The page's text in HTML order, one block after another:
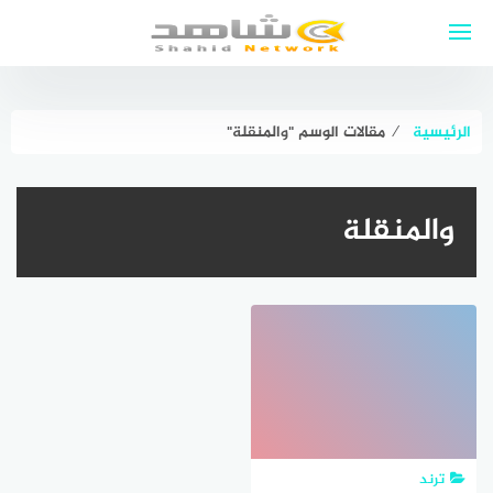
الرئيسية ⁄ مقالات الوسم "والمنقلة"
والمنقلة
ترند